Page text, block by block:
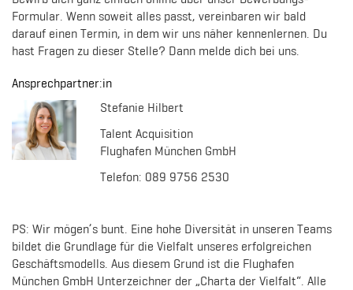
Formular. Wenn soweit alles passt, vereinbaren wir bald
darauf einen Termin, in dem wir uns näher kennenlernen. Du
hast Fragen zu dieser Stelle? Dann melde dich bei uns.
Ansprechpartner:in
Stefanie Hilbert
Talent Acquisition
Flughafen München GmbH
Telefon: 089 9756 2530
PS: Wir mögen’s bunt. Eine hohe Diversität in unseren Teams
bildet die Grundlage für die Vielfalt unseres erfolgreichen
Geschäftsmodells. Aus diesem Grund ist die Flughafen
München GmbH Unterzeichner der „Charta der Vielfalt“. Alle